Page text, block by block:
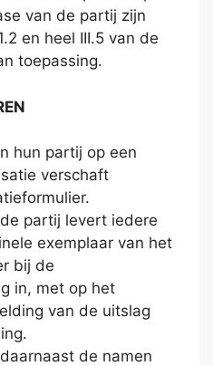
van de partij zijn
en heel III.5 van de
toepassing.
hun partij op een
verschaft
partij levert iedere
exemplaar van het
bij de
in, met op het
van de uitslag
de namen